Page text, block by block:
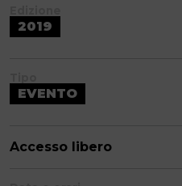
2019
EVENTO
Accesso libero